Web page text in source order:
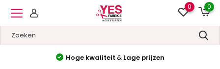
0 0
Hoge kwaliteit & Lage prijzen